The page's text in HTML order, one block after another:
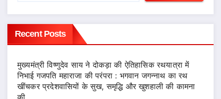
Recent Posts
मुख्यमंत्री विष्णुदेव साय ने दोकड़ा की ऐतिहासिक रथयात्रा में
निभाई गजपति महाराजा की परंपरा : भगवान जगन्नाथ का रथ
खींचकर प्रदेशवासियों के सुख, समृद्धि और खुशहाली की कामना
की